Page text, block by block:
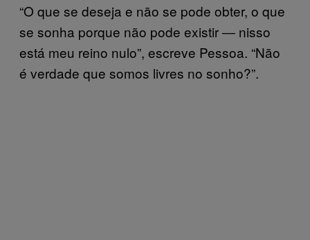
“O que se deseja e não se pode obter, o que
se sonha porque não pode existir ― nisso
está meu reino nulo”, escreve Pessoa. “Não
é verdade que somos livres no sonho?”.